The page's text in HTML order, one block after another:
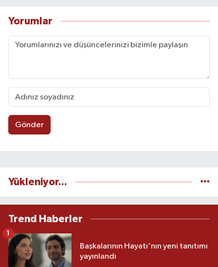
Yorumlar
Gönder
Yükleniyor...
Trend Haberler
Başkalarının Hayatı'nın yeni tanıtımı
yayınlandı
1